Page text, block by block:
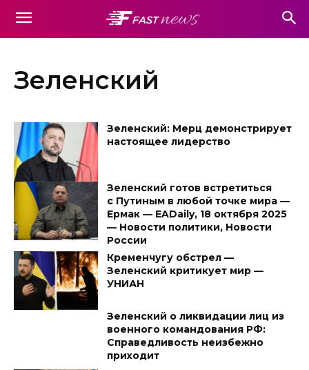
Зеленский
Зеленский: Мерц демонстрирует
настоящее лидерство
Зеленский готов встретиться
с Путиным в любой точке мира —
Ермак — EADaily, 18 октября 2025
— Новости политики, Новости
России
Кременчугу обстрел —
Зеленский критикует мир —
УНИАН
Зеленский о ликвидации лиц из
военного командования РФ:
Справедливость неизбежно
приходит